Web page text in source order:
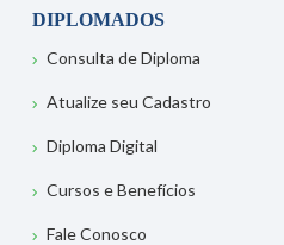
DIPLOMADOS
Consulta de Diploma
Atualize seu Cadastro
Diploma Digital
Cursos e Benefícios
Fale Conosco